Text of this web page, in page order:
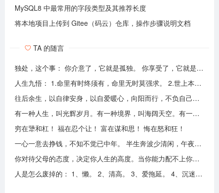
MySQL8 中最常用的字段类型及其推荐长度
将本地项目上传到 Gitee（码云）仓库，操作步骤说明文档
TA 的随言
独处，这个事： 你介意了，它就是孤独。 你享受了，它就是自由。
人生九悟： 1.命里有时终须有，命里无时莫强求。 2.世上本无事槦人自扰之。 3.睡前原谅一切，醒来不问过往。 4.平安健康是财富，无病无灾。 5.人心换人心，换不来就转身。 6.看破不说破，看透不说透。 7.得意时看淡，失意时看开。 8.知足常乐，一切随缘。 9.人生本过客，何须执着。
往后余生，以自律安身，以自爱暖心，向阳而行，不负自己，活成自己喜欢的模样！
有一种人生，叫光辉岁月。有一种境界，叫海阔天空。有一种心态，叫不可一世。 有一种亲情，叫真的爱你。有一种乡音，叫农民。 有一种爱情，叫喜欢你。 有一种路途，叫灰色轨迹。 有一种知己，叫情人。有一种情结，叫长城。 有一种和平，叫AMANI。 有一种行动，叫不再犹豫。 有一种父爱，叫大地。有一种孤独，叫冷雨夜。 有一种伤心，叫无尽空虚。 有一种无奈，叫岁月无声。有一种信仰，叫再见理想。有一种童真，叫月光光。有一种力量，叫冲开一切。有一种坚强，叫午夜怨曲。有一种感慨，叫谁伴我闯荡。 有一种坦然，叫无悔这一生。有一种思念，叫遥望。有一个歌手，叫黄家驹。 有一支乐队，叫BEYOND。三十多年，一晃而过！精神永留心间，致敬家驹！！
穷在犟和杠！ 福在忍个让！ 富在谋和思！ 悔在怒和狂！
一心一意去挣钱，不知不觉已中年。 半生奔波少清闲，午夜孤枕难入眠。 青山不老我不闲，一生忙碌为油盐。 风风雨雨几十载，转眼黄土埋胸前。 我笑青山颜不变，青山笑我已暮年。 如牛到老不得闲，得闲已与山共眠。 半生风雨半生寒，一杯浊酒敬流年。 回首过往半生路，七分酸楚三分甜。 岁月赠我两鬓霜，红尘赐我一身伤。 尝遍人间千般苦，颜衰依旧笑夕阳。
你对待父母的态度，决定你人生的高度。当你能力配不上你的欲望的时候，要学会控制欲望，并对自己的能力有认知、对自己的消费有规划、对自己的欲望有克制。
人是怎么废掉的： 1、懒。 2、清高。 3、爱拖延。 4、沉迷美色。 5、没有自控力。 6、不思考不学习。 7、安慰式自我欺骗。 8、胆小如鼠不敢打拼。 9、不懂示弱找别人帮助。 10、满脑子都是鸡毛蒜皮，忽略重大事情的选择。